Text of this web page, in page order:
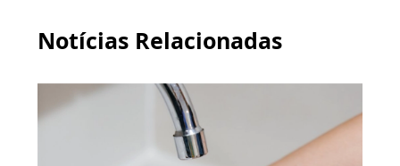
Notícias Relacionadas